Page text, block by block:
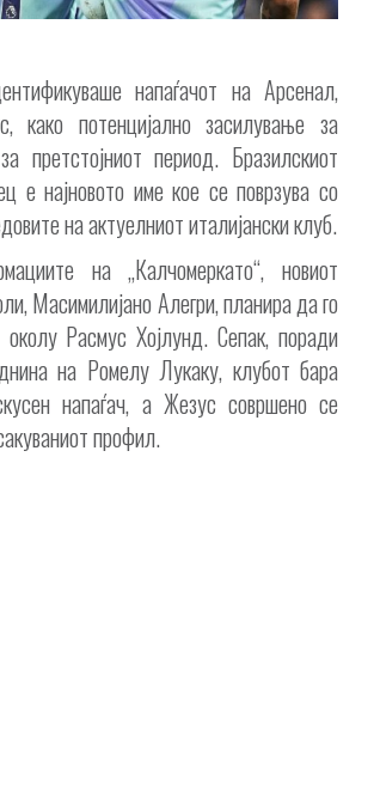
напаѓачот на Арсенал,
како потенцијално засилување за
претстојниот период. Бразилскиот
е најновото име кое се поврзува со
на актуелниот италијански клуб.
на „Калчомеркато“, новиот
Масимилијано Алегри, планира да го
Расмус Хојлунд. Сепак, поради
на Ромелу Лукаку, клубот бара
напаѓач, а Жезус совршено се
профил.